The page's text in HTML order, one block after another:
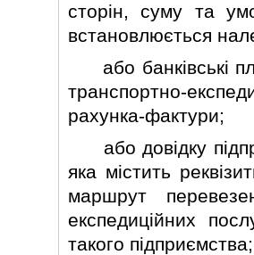
сторiн, суму та
встановлюється
або банкiвськi
транспортно-
рахунка-фактури;
або довiдку
яка мiстить
маршрут
експедицiйних
такого пiдприємства;